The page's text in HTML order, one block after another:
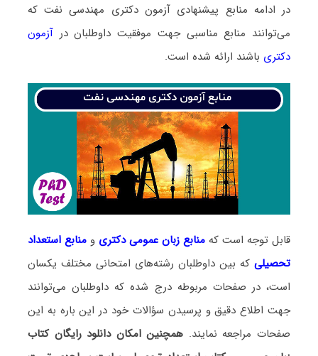
در ادامه منابع پیشنهادی آزمون دکتری مهندسی نفت که
می‌توانند منابع مناسبی جهت موفقیت داوطلبان درآزمون
دکتری باشند ارائه شده است.
قابل توجه است که منابع زبان عمومی دکتری و منابع استعداد
تحصیلیکه بین داوطلبان رشته‌های امتحانی مختلف یکسان
است، در صفحات مربوطه درج شده که داوطلبان می‌توانند
جهت اطلاع دقیق و پرسیدن سؤالات خود در این باره به این
صفحات مراجعه نمایند. همچنین امکان دانلود رایگان کتاب